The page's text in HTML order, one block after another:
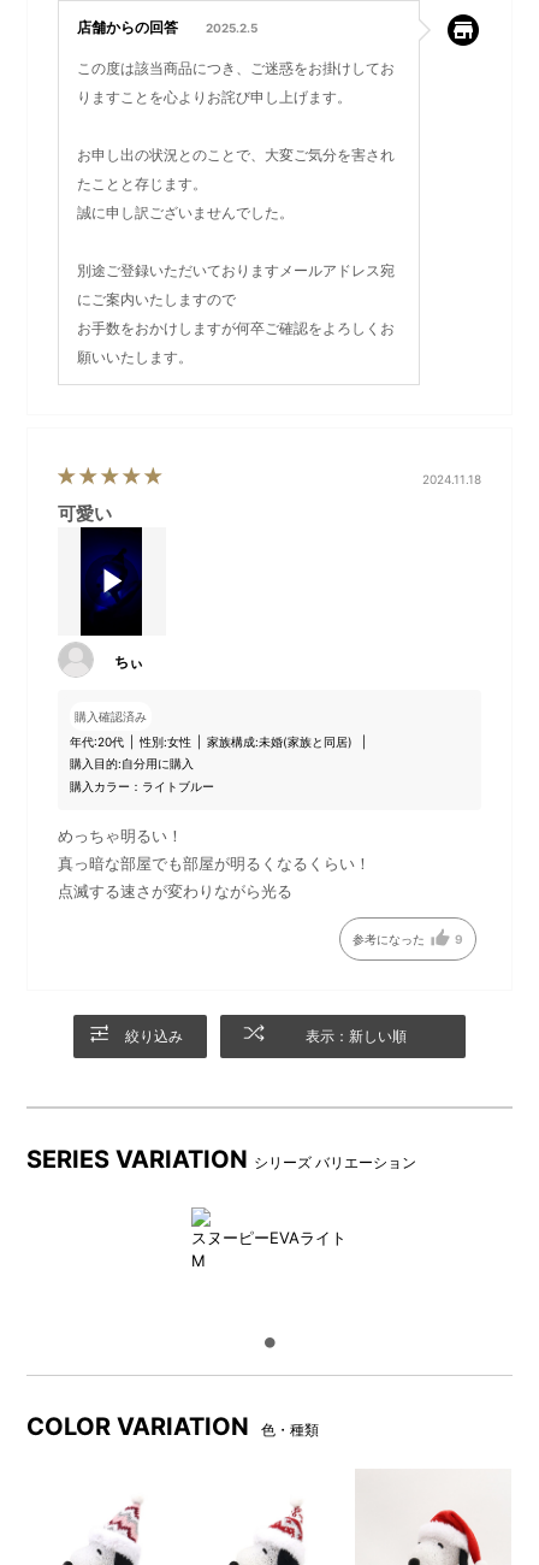
店舗からの回答 2025.2.5
この度は該当商品につき、ご迷惑をお掛けしてお
りますことを心よりお詫び申し上げます。
お申し出の状況とのことで、大変ご気分を害され
たことと存じます。
誠に申し訳ございませんでした。
別途ご登録いただいておりますメールアドレス宛
にご案内いたしますので
お手数をおかけしますが何卒ご確認をよろしくお
願いいたします。
2024.11.18
可愛い
ちぃ
購入確認済み
年代:20代 性別:女性 家族構成:未婚(家族と同居)
購入目的:自分用に購入
購入カラー：ライトブルー
めっちゃ明るい！
真っ暗な部屋でも部屋が明るくなるくらい！
点滅する速さが変わりながら光る
参考になった 9
絞り込み 表示：新しい順
SERIES VARIATION シリーズ バリエーション
スヌーピーEVAライト
M
COLOR VARIATION 色・種類